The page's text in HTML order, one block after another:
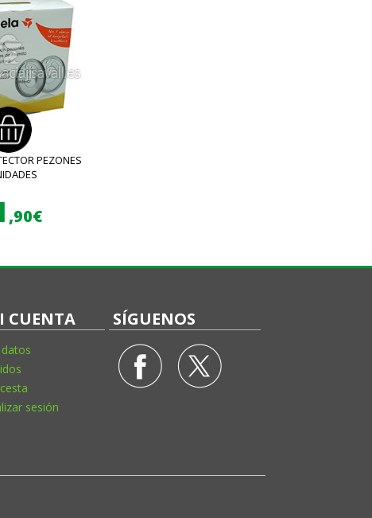
PEZONES
,90€
CUENTA
sesión
SÍGUENOS